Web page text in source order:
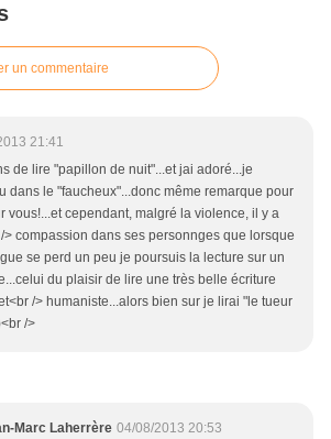
un commentaire
21:41
de lire "papillon de nuit"...et jai adoré...je
dans le "faucheux"...donc même remarque pour
vous!...et cependant, malgré la violence, il y a
> compassion dans ses personnges que lorsque
se perd un peu je poursuis la lecture sur un
du plaisir de lire une très belle écriture
/> humaniste...alors bien sur je lirai "le tueur
/>
Marc Laherrère 04/08/2013 20:53